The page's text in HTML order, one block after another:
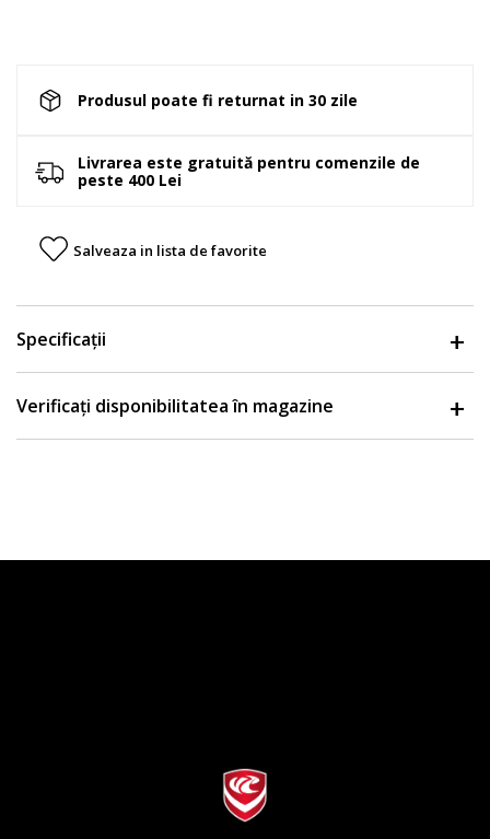
Produsul poate fi returnat in 30 zile
Livrarea este gratuită pentru comenzile de
peste 400 Lei
Salveaza in lista de favorite
Specificații
Verificați disponibilitatea în magazine